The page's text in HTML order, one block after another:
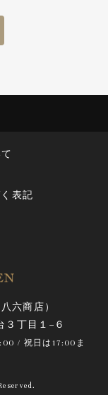
表記
六商店）
丁目１−６
/ 祝日は17:00ま